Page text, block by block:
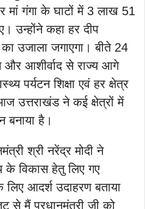
गंगा के घाटों में 3 लाख 51
उन्होंने कहा हर दीप
उजाला जगाएगा। बीते 24
आशीर्वाद से राज्य आगे
पर्यटन शिक्षा एवं हर क्षेत्र
उत्तराखंड ने कई क्षेत्रों में
बनाया है।
श्री नरेंद्र मोदी ने
के विकास हेतु लिए गए
आदर्श उदाहरण बताया
से मैं प्रधानमंत्री जी को